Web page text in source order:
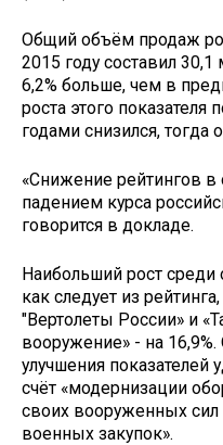
Общий объём продаж
2015 году составил
6,2% больше, чем в
роста этого
годами снизился, тогда
«Снижение рейтингов в
падением курса
говорится в докладе.
Наибольший рост среди
как следует из
"Вертолеты России» и
вооружение» - на 16,9%.
улучшения показателей
счёт «модернизации
своих вооруженных
военных закупок».